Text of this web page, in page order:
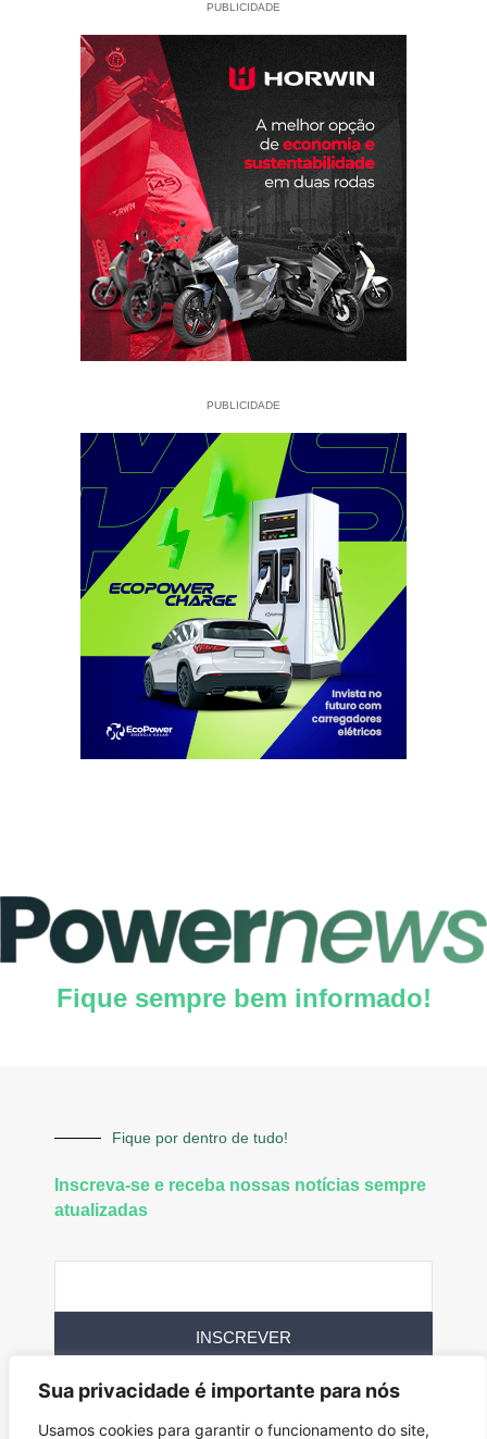
Sua privacidade é importante para nós
Usamos cookies para garantir o funcionamento do site,
PUBLICIDADE
PUBLICIDADE
Fique sempre bem informado!
Fique por dentro de tudo!
Inscreva-se e receba nossas notícias sempre
atualizadas
INSCREVER